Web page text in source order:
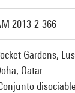
2013-2-366
Gardens,
Qatar